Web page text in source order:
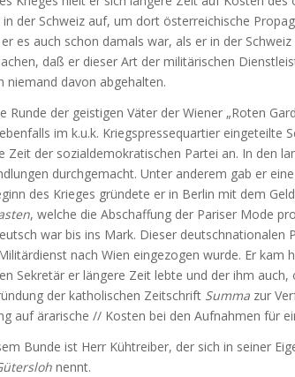
der Schweiz auf, um dort österreichische
es auch schon damals war, als er in der
daß er dieser Art der militärischen
niemand davon abgehalten.
der geistigen Väter der Wiener „Roten
im k.u.k. Kriegspressequartier eingeteilte
Zeit der sozialdemokratischen Partei an. In den
durchgemacht. Unter anderem gab er
des Krieges gründete er in Berlin mit dem
, welche die Abschaffung der Pariser Mode
war bis ins Mark. Dieser deutschnationalen
nach Wien eingezogen wurde. Er kam
Sekretär er längere Zeit lebte und der ihm
der katholischen Zeitschrift Summa zur
auf ärarische // Kosten bei den Aufnahmen für
ist Herr Kühtreiber, der sich in seiner
nennt.